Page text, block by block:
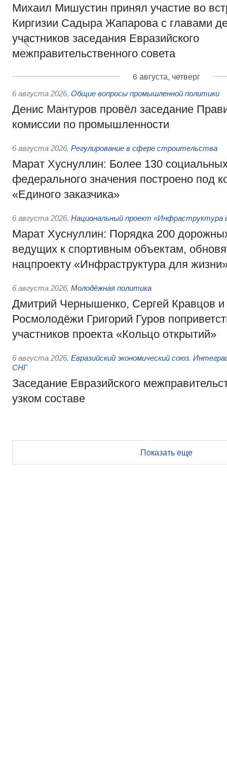
Михаил Мишустин принял участие во
Киргизии Садыра Жапарова с главами
участников заседания Евразийского
межправительственного совета
6 августа, четверг
6 августа 2026, Общие вопросы промышленной политики
Денис Мантуров провёл заседание
комиссии по промышленности
6 августа 2026, Регулирование в сфере строительства
Марат Хуснуллин: Более 130
федерального значения построено под
«Единого заказчика»
6 августа 2026, Национальный проект «Инфраструктура
Марат Хуснуллин: Порядка 200
ведущих к спортивным объектам,
нацпроекту «Инфраструктура для
6 августа 2026, Молодёжная политика
Дмитрий Чернышенко, Сергей Кравцов и
Росмолодёжи Григорий Гуров
участников проекта «Кольцо открытий»
6 августа 2026, Евразийский экономический союз.
СНГ
Заседание Евразийского
узком составе
Показать еще